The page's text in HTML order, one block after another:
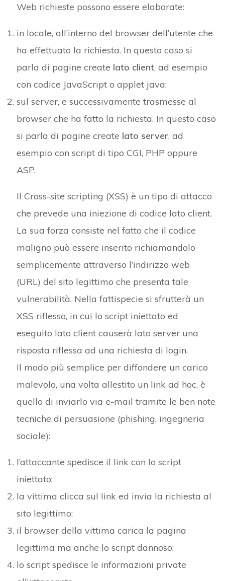
Web richieste possono essere elaborate:
in locale, all’interno del browser dell’utente che
ha effettuato la richiesta. In questo caso si
parla di pagine create lato client, ad esempio
con codice JavaScript o applet java;
sul server, e successivamente trasmesse al
browser che ha fatto la richiesta. In questo caso
si parla di pagine create lato server, ad
esempio con script di tipo CGI, PHP oppure
ASP.
Il Cross-site scripting (XSS) è un tipo di attacco
che prevede una iniezione di codice lato client.
La sua forza consiste nel fatto che il codice
maligno può essere inserito richiamandolo
semplicemente attraverso l’indirizzo web
(URL) del sito legittimo che presenta tale
vulnerabilità. Nella fattispecie si sfrutterà un
XSS riflesso, in cui lo script iniettato ed
eseguito lato client causerà lato server una
risposta riflessa ad una richiesta di login.
Il modo più semplice per diffondere un carico
malevolo, una volta allestito un link ad hoc, è
quello di inviarlo via e-mail tramite le ben note
tecniche di persuasione (phishing, ingegneria
sociale):
l’attaccante spedisce il link con lo script
iniettato;
la vittima clicca sul link ed invia la richiesta al
sito legittimo;
il browser della vittima carica la pagina
legittima ma anche lo script dannoso;
lo script spedisce le informazioni private